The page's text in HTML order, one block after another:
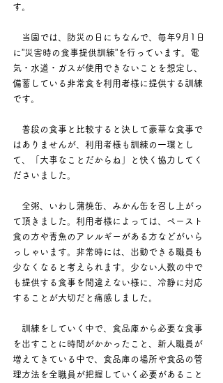
す。​
当園では、防災の日にちなんで、毎年9月1日
に”災害時の食事提供訓練”を行っています。電
気・水道・ガスが使用できないことを想定し、
備蓄している非常食を利用者様に提供する訓練
です。
普段の食事と比較すると決して豪華な食事で
はありませんが、利用者様も訓練の一環とし
て、「大事なことだからね」と快く協力してく
ださいました。​
​　全粥、いわし蒲焼缶、みかん缶を召し上がっ
て頂きました。利用者様によっては、ペースト
食の方や青魚のアレルギーがある方などがいら
っしゃいます。非常時には、出勤できる職員も
少なくなると考えられます。少ない人数の中で
も提供する食事を間違えない様に、冷静に対応
することが大切だと痛感しました。
訓練をしていく中で、食品庫から必要な食事
を出すことに時間がかかったこと、新人職員が
増えてきている中で、食品庫の場所や食品の管
理方法を全職員が把握していく必要があること